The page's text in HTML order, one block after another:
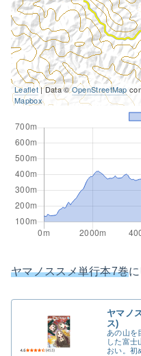
Leaflet| Data ©OpenStreetMap
Mapbox
ヤマノススメ単行本7巻
ヤマノ
ス)
あの山を
した富士
おい。初